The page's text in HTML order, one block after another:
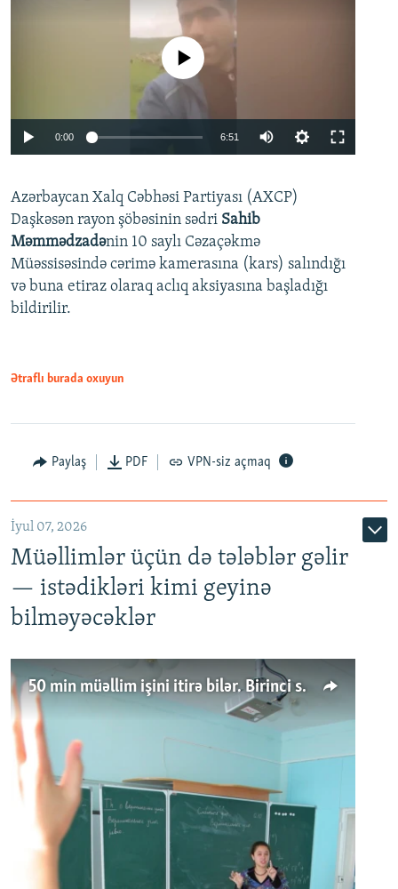
Auto 240p 360p
720p 1080p
No media source currently available
0:00 6:51
360p
720p
1080p
Azərbaycan Xalq Cəbhəsi Partiyası (AXCP)
Daşkəsən rayon şöbəsinin sədri Sahib
Məmmədzadənin 10 saylı Cəzaçəkmə
Müəssisəsində cərimə kamerasına (kars) salındığı
və buna etiraz olaraq aclıq aksiyasına başladığı
bildirilir.
Ətraflı burada oxuyun
Paylaş PDF VPN-siz açmaq
İyul 07, 2026
Müəllimlər üçün də tələblər gəlir
— istədikləri kimi geyinə
bilməyəcəklər
50 min müəllim işini itirə bilər. Birinci sinfə gedənlər azalır